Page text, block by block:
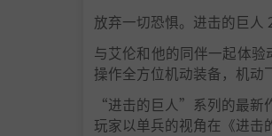
放弃一切恐惧。进击的巨
与艾伦和他的同伴一起体
操作全方位机动装备，机动
“进击的巨人”系列的最新
玩家以单兵的视角在《进击